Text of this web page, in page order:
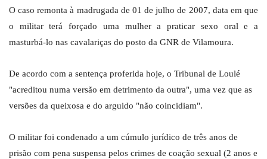
O caso remonta à madrugada de 01 de julho de 2007, data em que
o militar terá forçado uma mulher a praticar sexo oral e a
masturbá-lo nas cavalariças do posto da GNR de Vilamoura.
De acordo com a sentença proferida hoje, o Tribunal de Loulé
"acreditou numa versão em detrimento da outra", uma vez que as
versões da queixosa e do arguido "não coincidiam".
O militar foi condenado a um cúmulo jurídico de três anos de
prisão com pena suspensa pelos crimes de coação sexual (2 anos e